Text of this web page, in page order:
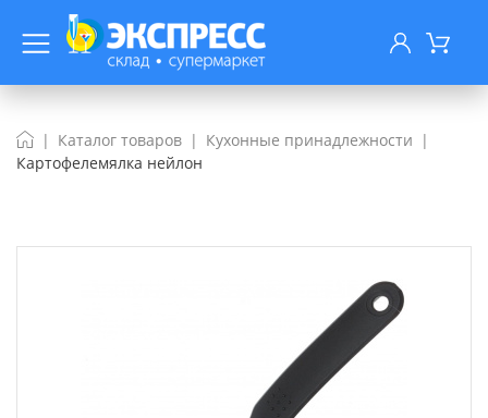
Каталог товаров
Кухонные принадлежности
Картофелемялка нейлон